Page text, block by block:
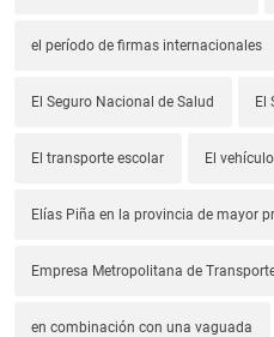
el período de firmas internacionales
El Seguro Nacional de Salud El
El transporte escolar El vehículo
Elías Piña en la provincia de mayor
Empresa Metropolitana de
en combinación con una vaguada